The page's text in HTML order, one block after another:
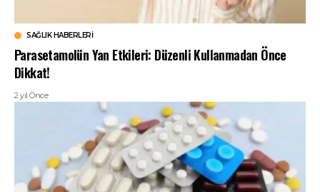
SAĞLIK HABERLERI
Parasetamolün Yan Etkileri: Düzenli Kullanmadan Önce
Dikkat!
2 yıl Önce